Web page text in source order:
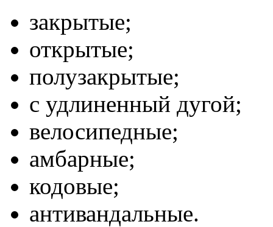
закрытые;
открытые;
полузакрытые;
с удлиненный дугой;
велосипедные;
амбарные;
кодовые;
антивандальные.